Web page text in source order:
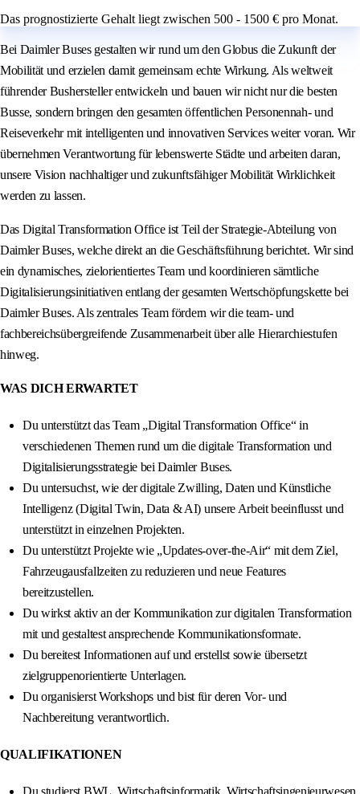
Das prognostizierte Gehalt liegt zwischen 500 - 1500 € pro Monat.
Bei Daimler Buses gestalten wir rund um den Globus die Zukunft der
Mobilität und erzielen damit gemeinsam echte Wirkung. Als weltweit
führender Bushersteller entwickeln und bauen wir nicht nur die besten
Busse, sondern bringen den gesamten öffentlichen Personennah- und
Reiseverkehr mit intelligenten und innovativen Services weiter voran. Wir
übernehmen Verantwortung für lebenswerte Städte und arbeiten daran,
unsere Vision nachhaltiger und zukunftsfähiger Mobilität Wirklichkeit
werden zu lassen.
Das Digital Transformation Office ist Teil der Strategie-Abteilung von
Daimler Buses, welche direkt an die Geschäftsführung berichtet. Wir sind
ein dynamisches, zielorientiertes Team und koordinieren sämtliche
Digitalisierungsinitiativen entlang der gesamten Wertschöpfungskette bei
Daimler Buses. Als zentrales Team fördern wir die team- und
fachbereichsübergreifende Zusammenarbeit über alle Hierarchiestufen
hinweg.
WAS DICH ERWARTET
Du unterstützt das Team „Digital Transformation Office“ in
verschiedenen Themen rund um die digitale Transformation und
Digitalisierungsstrategie bei Daimler Buses.
Du untersuchst, wie der digitale Zwilling, Daten und Künstliche
Intelligenz (Digital Twin, Data & AI) unsere Arbeit beeinflusst und
unterstützt in einzelnen Projekten.
Du unterstützt Projekte wie „Updates-over-the-Air“ mit dem Ziel,
Fahrzeugausfallzeiten zu reduzieren und neue Features
bereitzustellen.
Du wirkst aktiv an der Kommunikation zur digitalen Transformation
mit und gestaltest ansprechende Kommunikationsformate.
Du bereitest Informationen auf und erstellst sowie übersetzt
zielgruppenorientierte Unterlagen.
Du organisierst Workshops und bist für deren Vor- und
Nachbereitung verantwortlich.
QUALIFIKATIONEN